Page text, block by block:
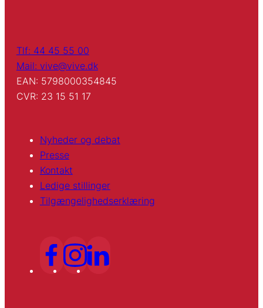
Tlf: 44 45 55 00
Mail: vive@vive.dk
EAN: 5798000354845
CVR: 23 15 51 17
Nyheder og debat
Presse
Kontakt
Ledige stillinger
Tilgængelighedserklæring